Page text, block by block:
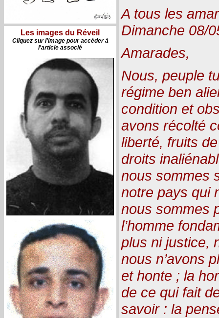
Les images du Réveil
Cliquez sur l'image pour accéder à
l'article associé
A tous les
Dimanche 08/
Amarades,
Nous, peuple
régime ben
condition et
avons récolté
liberté, fruits
droits
nous sommes
notre pays qui
nous sommes
l’homme
plus ni justice,
nous n’avons
et honte ; la
de ce qui fait
savoir : la